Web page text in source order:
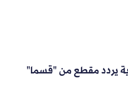
يردد مقطع من "قسما"